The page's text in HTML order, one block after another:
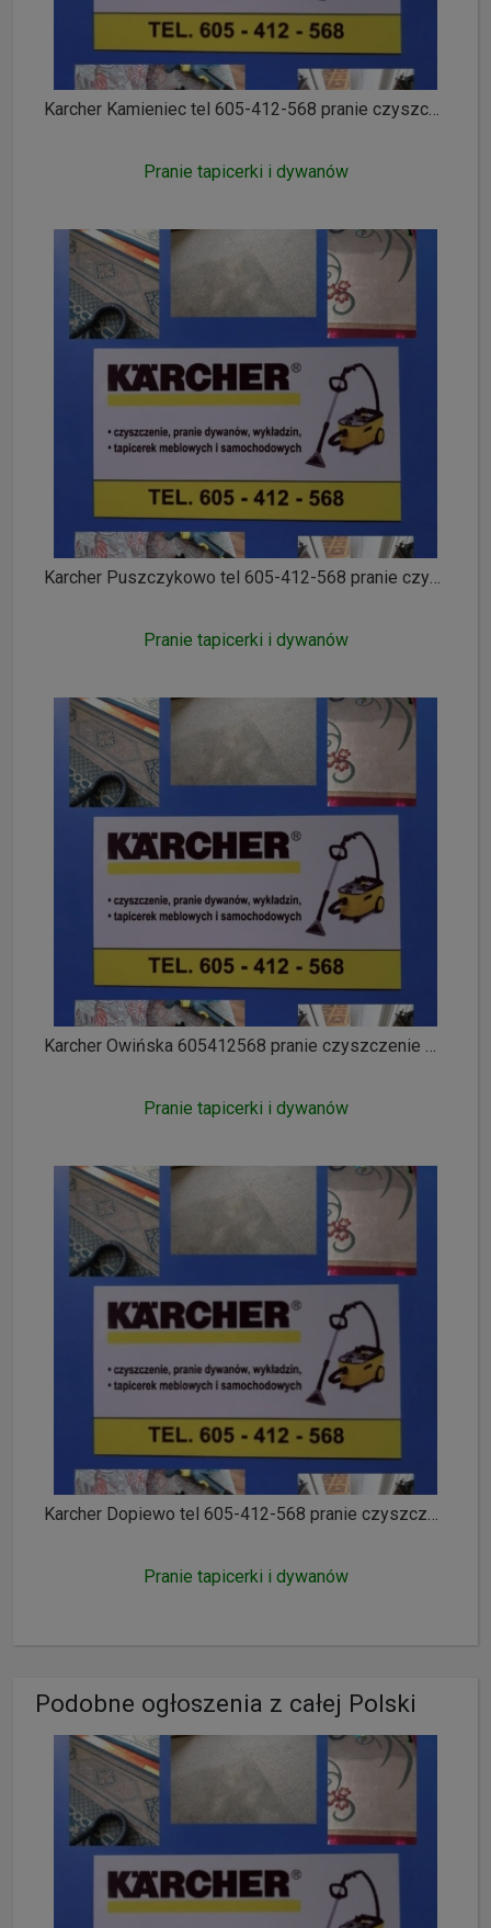
Karcher Kamieniec tel 605-412-568 pranie czyszczenie wykładzin dywanów tapicerki meblowej i samochodowej ozonowanie
Pranie tapicerki i dywanów
Karcher Puszczykowo tel 605-412-568 pranie czyszczenie wykładzin dywanów tapicerki meblowej i samochodowej ozonowanie
Pranie tapicerki i dywanów
Karcher Owińska 605412568 pranie czyszczenie wykładzin dywanów tapicerki meblowej i samochodowej ozonowanie
Pranie tapicerki i dywanów
Karcher Dopiewo tel 605-412-568 pranie czyszczenie wykładzin dywanów tapicerki meblowej i samochodowej ozonowanie
Pranie tapicerki i dywanów
Podobne ogłoszenia z całej Polski